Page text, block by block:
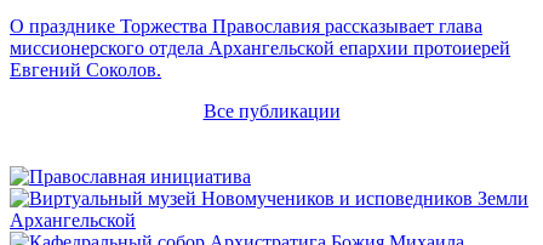
О празднике Торжества Православия рассказывает глава
миссионерского отдела Архангельской епархии протоиерей
Евгений Соколов.
Все публикации